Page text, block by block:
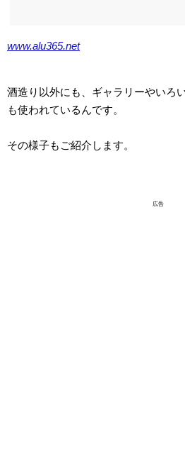
www.alu365.net
酒造り以外にも、ギャラリーやいろ
も使われているんです。
その様子もご紹介します。
広告